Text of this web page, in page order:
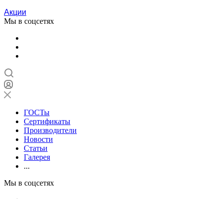
Акции
Мы в соцсетях
ГОСТы
Сертификаты
Производители
Новости
Статьи
Галерея
...
Мы в соцсетях